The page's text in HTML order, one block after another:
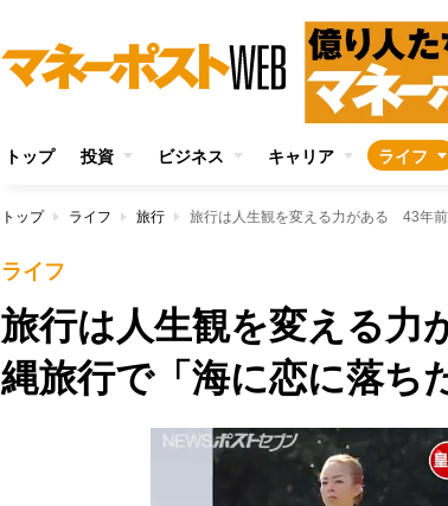
トップ 投資 ビジネス キャリア ライフ
トップ ライフ 旅行 旅行は人生観を変える力がある 43年
ライフ
旅行は人生観を変える
縄旅行で「海に恋に落ち